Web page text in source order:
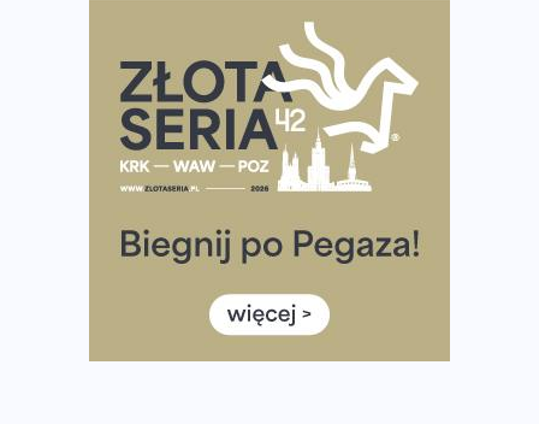
Rozbiegany Olsztyn szykuje się na weekend z
półmaratonem
Już w tę sobotę 35. Bieg Powstania Warszawskiego.
Wystartuje rekordowa liczba uczestników
35. Bieg Powstania Warszawskiego – praktyczny
Ile razy w tygodniu biegać? 3 treningi wystarczą? Jak
często biegać, żeby robić postępy
Już w ten weekend! Przed nami Nocny Portowy Maraton
i Półmaraton Szczeciński. Wszystko, co warto wiedzieć